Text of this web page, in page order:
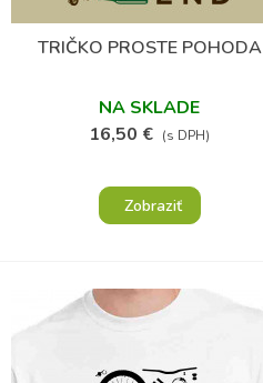
Obľúbené
TRIČKO PROSTE POHODA
NA SKLADE
16,50 € (s DPH)
(1)
Zobraziť